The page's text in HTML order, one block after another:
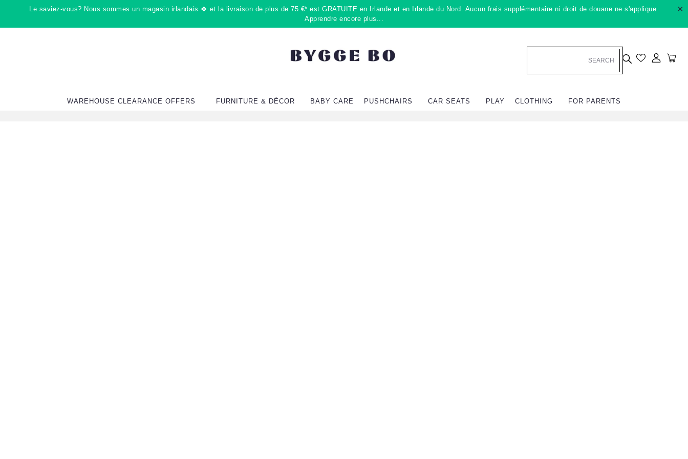
contenu
Le saviez-vous? Nous sommes un magasin irlandais 🍀 et la livraison de plus de 75 €* est GRATUITE en Irlande et en Irlande du Nord. Aucun frais supplémentaire ni droit de douane ne s'applique.
Apprendre encore plus...
×
Se
WAREHOUSE CLEARANCE OFFERS FURNITURE & DÉCOR BABY CARE PUSHCHAIRS CAR SEATS PLAY CLOTHING FOR PARENTS